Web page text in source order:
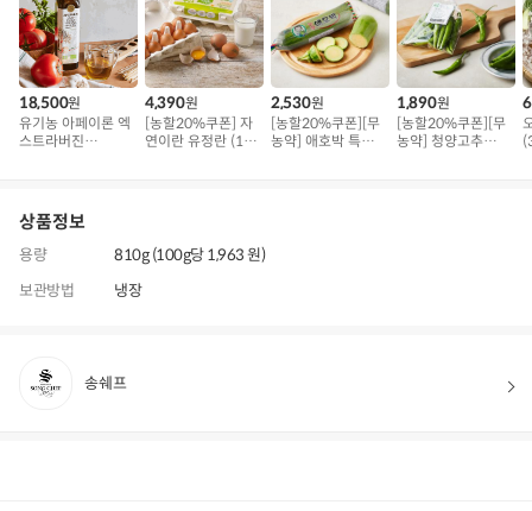
18,500원
유기농 아페이론 엑
스트라버진
4,390원
[농할20%쿠폰] 자
연이란 유정란 (10
2,530원
[농할20%쿠폰][무
농약] 애호박 특품
1,890원
[농할20%쿠폰][무
농약] 청양고추
상품정보
용량
810g (100g당 1,963 원)
보관방법
냉장
송쉐프